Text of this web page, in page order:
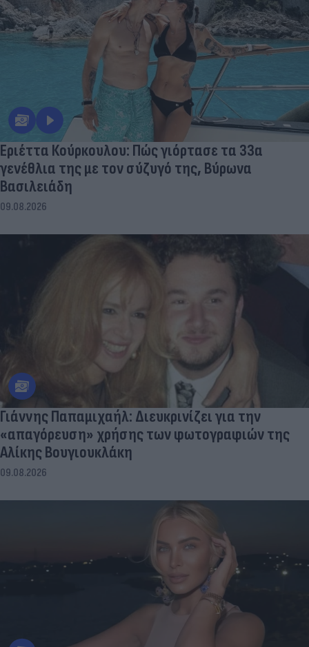
Εριέττα Κούρκουλου: Πώς γιόρτασε τα 33α
γενέθλια της με τον σύζυγό της, Βύρωνα
Βασιλειάδη
09.08.2026
Γιάννης Παπαμιχαήλ: Διευκρινίζει για την
«απαγόρευση» χρήσης των φωτογραφιών της
Αλίκης Βουγιουκλάκη
09.08.2026